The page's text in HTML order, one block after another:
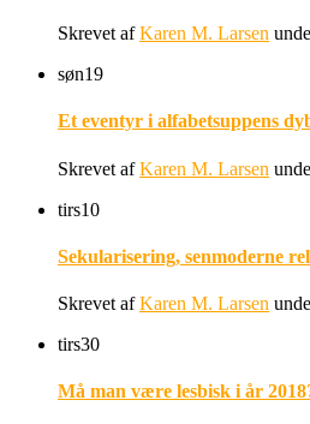
Skrevet afKaren M. Larsen
søn19
Et eventyr i alfabetsuppens
Skrevet afKaren M. Larsen
tirs10
Sekularisering, senmoderne
Skrevet afKaren M. Larsen
tirs30
Må man være lesbisk i år